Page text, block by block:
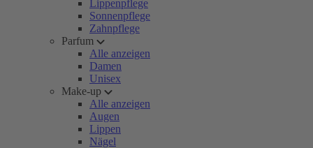
Lippenpflege
Sonnenpflege
Zahnpflege
Parfum
Alle anzeigen
Damen
Unisex
Make-up
Alle anzeigen
Augen
Lippen
Nägel